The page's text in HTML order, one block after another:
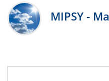
MIPSY -